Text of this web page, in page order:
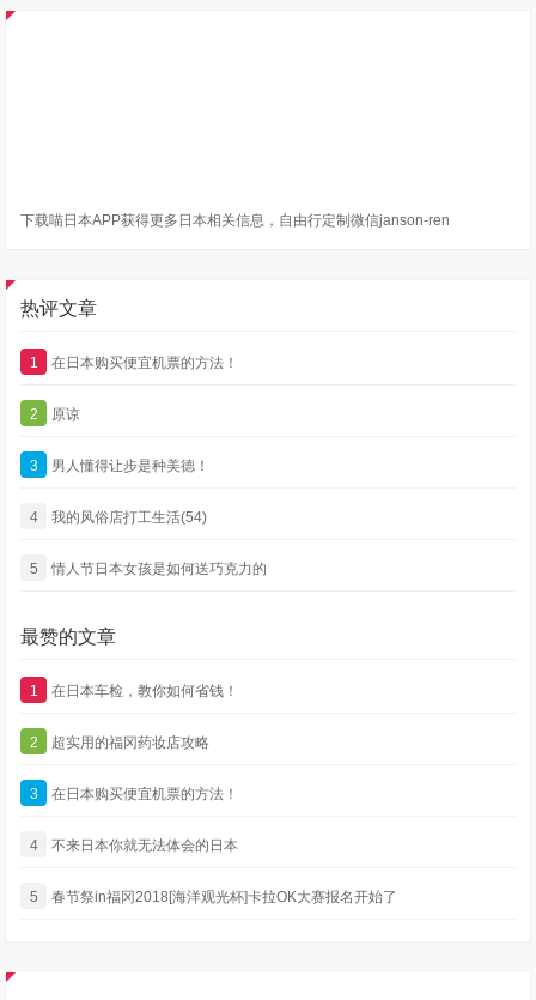
下载喵日本APP获得更多日本相关信息，自由行定制微信janson-ren
热评文章
1 在日本购买便宜机票的方法！
2 原谅
3 男人懂得让步是种美德！
4 我的风俗店打工生活(54)
5 情人节日本女孩是如何送巧克力的
最赞的文章
1 在日本车检，教你如何省钱！
2 超实用的福冈药妆店攻略
3 在日本购买便宜机票的方法！
4 不来日本你就无法体会的日本
5 春节祭in福冈2018[海洋观光杯]卡拉OK大赛报名开始了